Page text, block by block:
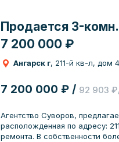
Продается 3-
7 200 000 ₽
Ангарск г, 211-й кв-л, дом 4
7 200 000 ₽ / 92 903
Агентство Суворов,
расположденная по адресу:
ремонта. В собственности